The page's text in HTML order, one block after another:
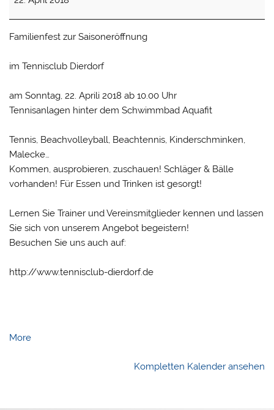
Familienfest zur Saisoneröffnung
im Tennisclub Dierdorf
am Sonntag, 22. Aprili 2018 ab 10.00 Uhr
Tennisanlagen hinter dem Schwimmbad Aquafit
Tennis, Beachvolleyball, Beachtennis, Kinderschminken,
Malecke…
Kommen, ausprobieren, zuschauen! Schläger & Bälle
vorhanden! Für Essen und Trinken ist gesorgt!
Lernen Sie Trainer und Vereinsmitglieder kennen und lassen
Sie sich von unserem Angebot begeistern!
Besuchen Sie uns auch auf:
http://www.tennisclub-dierdorf.de
Moreabout
Kompletten Kalender ansehen